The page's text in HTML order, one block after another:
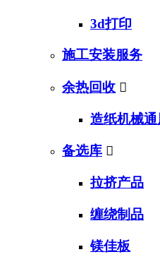
3d打印
施工安装服务
余热回收 
造纸机械
备选库 
拉挤产品
缠绕制品
镁佳板